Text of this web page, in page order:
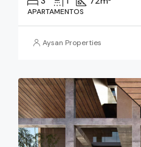
APARTAMENTOS
Aysan Properties